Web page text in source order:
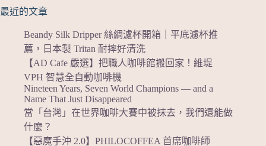
最近的文章
Beandy Silk Dripper 絲綢濾杯開箱｜平底濾杯推
薦，日本製 Tritan 耐摔好清洗
【AD Cafe 嚴選】把職人咖啡館搬回家！維堤
VPH 智慧全自動咖啡機
Nineteen Years, Seven World Champions — and a
Name That Just Disappeared
當「台灣」在世界咖啡大賽中被抹去，我們還能做
什麼？
【惡魔手沖 2.0】PHILOCOFFEA 首席咖啡師